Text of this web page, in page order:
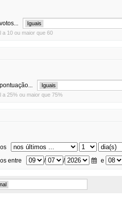
Iguais
a 10 ou maior que 60
Iguais
a 25% ou maior que 75%
entre
/ / e